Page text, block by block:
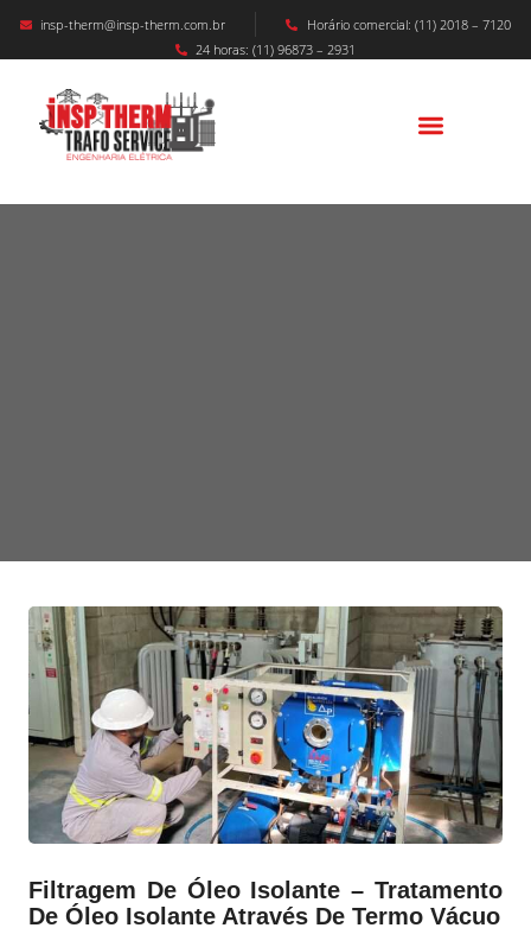
insp-therm@insp-therm.com.br
Horário comercial: (11) 2018 – 7120
24 horas: (11) 96873 – 2931
Filtragem De Óleo Isolante – Tratamento
De Óleo Isolante Através De Termo Vácuo